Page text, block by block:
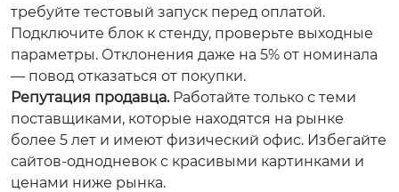
требуйте тестовый запуск перед оплатой.
Подключите блок к стенду, проверьте выходные
параметры. Отклонения даже на 5% от номинала
— повод отказаться от покупки.
Репутация продавца.Работайте только с теми
поставщиками, которые находятся на рынке
более 5 лет и имеют физический офис. Избегайте
сайтов-однодневок с красивыми картинками и
ценами ниже рынка.